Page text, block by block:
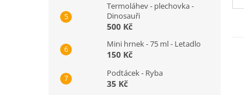
Termoláhev - plechovka -
Dinosauři
500 Kč
Mini hrnek - 75 ml - Letadlo
150 Kč
Podtácek - Ryba
35 Kč